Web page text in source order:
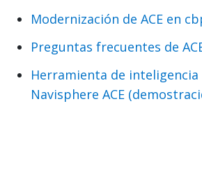
Modernización de ACE en
Preguntas frecuentes de
Herramienta de
Navisphere ACE